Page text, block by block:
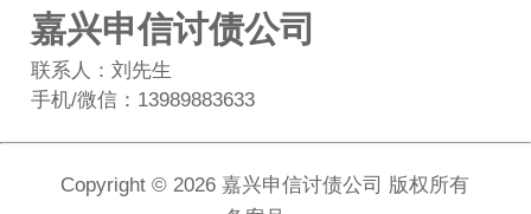
嘉兴申信讨债公司
联系人：刘先生
手机/微信：13989883633
Copyright © 2026 嘉兴申信讨债公司 版权所有